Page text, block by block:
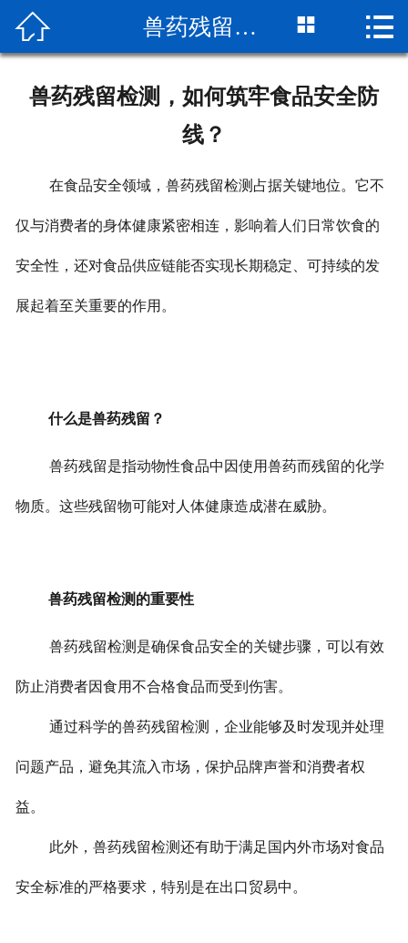
网站首页
公司实景
 兽药残留检测，如何筑牢食品安全防线？  
兽药残留检测，如何筑牢食品安全防
线？
在食品安全领域，兽药残留检测占据关键地位。它不
仅与消费者的身体健康紧密相连，影响着人们日常饮食的
安全性，还对食品供应链能否实现长期稳定、可持续的发
展起着至关重要的作用。
什么是兽药残留？
兽药残留是指动物性食品中因使用兽药而残留的化学
物质。这些残留物可能对人体健康造成潜在威胁。
兽药残留检测的重要性
兽药残留检测是确保食品安全的关键步骤，可以有效
防止消费者因食用不合格食品而受到伤害。
通过科学的兽药残留检测，企业能够及时发现并处理
问题产品，避免其流入市场，保护品牌声誉和消费者权
益。
此外，兽药残留检测还有助于满足国内外市场对食品
安全标准的严格要求，特别是在出口贸易中。